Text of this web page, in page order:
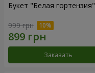
Букет "Белая гортензия"
999 грн
Заказать